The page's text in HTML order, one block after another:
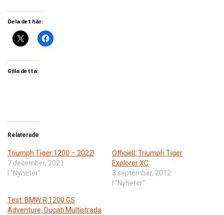
Dela det här:
Gilla detta:
Relaterade
Triumph Tiger 1200 – 2022!
7 december, 2021
I ”Nyheter”
Officiell: Triumph Tiger
Explorer XC
3 september, 2012
I ”Nyheter”
Test: BMW R 1200 GS
Adventure, Ducati Multistrada